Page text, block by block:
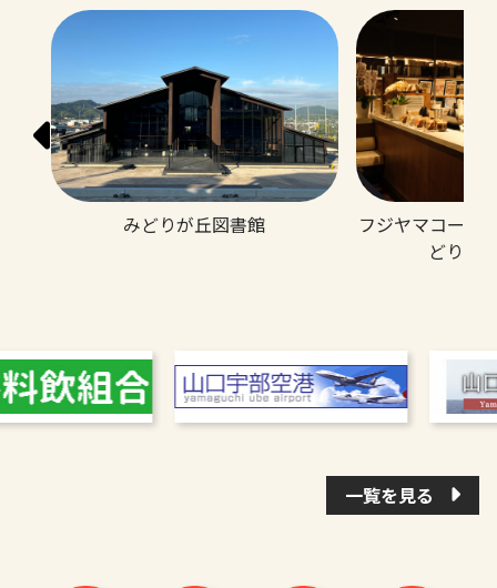
みどりが丘図書館
フジヤマコーヒ
どりが
一覧を見る